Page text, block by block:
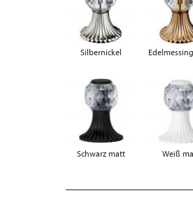
Silbernickel
Schwarz matt Weiß